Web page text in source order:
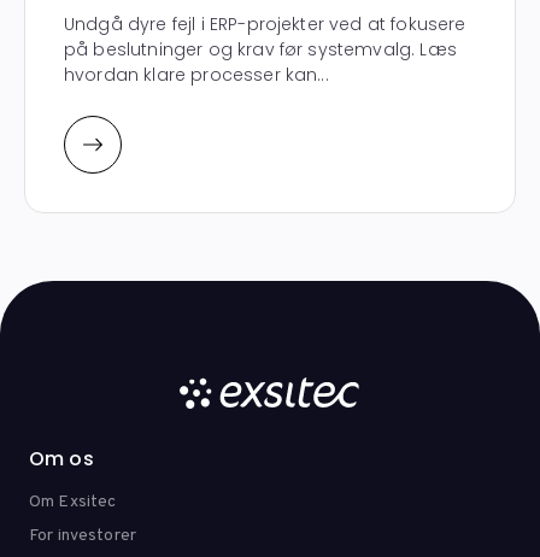
Undgå dyre fejl i ERP-projekter ved at fokusere
på beslutninger og krav før systemvalg. Læs
hvordan klare processer kan...
Om os
Om Exsitec
For investorer